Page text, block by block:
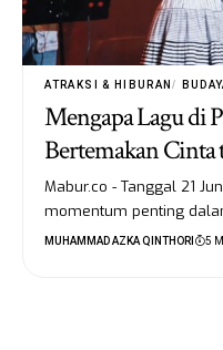
ATRAKSI & HIBURAN
Mengapa Lagu di
Bertemakan Cinta
Mabur.co - Tanggal 21
momentum penting
MUHAMMAD AZKA QINTHORI 5